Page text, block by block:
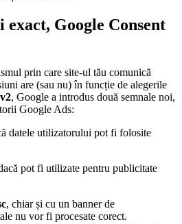
exact, Google Consent
prin care site-ul tău comunică
are (sau nu) în funcție de alegerile
, Google a introdus două semnale noi,
Google Ads:
datele utilizatorului pot fi folosite
pot fi utilizate pentru publicitate
, chiar și cu un banner de
nu vor fi procesate corect.